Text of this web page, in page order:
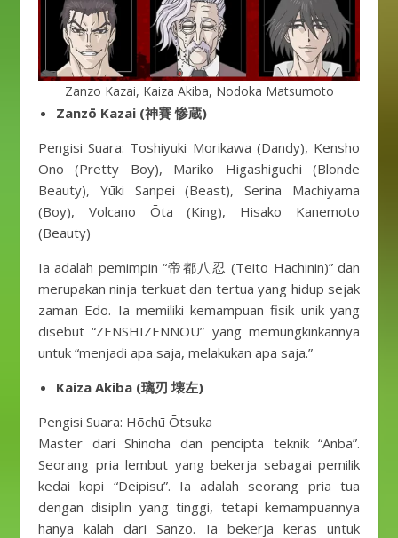
Zanzo Kazai, Kaiza Akiba, Nodoka Matsumoto
Zanzō Kazai (神賽 惨蔵)
Pengisi Suara: Toshiyuki Morikawa (Dandy), Kensho
Ono (Pretty Boy), Mariko Higashiguchi (Blonde
Beauty), Yūki Sanpei (Beast), Serina Machiyama
(Boy), Volcano Ōta (King), Hisako Kanemoto
(Beauty)
Ia adalah pemimpin “帝都八忍 (Teito Hachinin)” dan
merupakan ninja terkuat dan tertua yang hidup sejak
zaman Edo. Ia memiliki kemampuan fisik unik yang
disebut “ZENSHIZENNOU” yang memungkinkannya
untuk “menjadi apa saja, melakukan apa saja.”
Kaiza Akiba (璃刃 壊左)
Pengisi Suara: Hōchū Ōtsuka
Master dari Shinoha dan pencipta teknik “Anba”.
Seorang pria lembut yang bekerja sebagai pemilik
kedai kopi “Deipisu”. Ia adalah seorang pria tua
dengan disiplin yang tinggi, tetapi kemampuannya
hanya kalah dari Sanzo. Ia bekerja keras untuk